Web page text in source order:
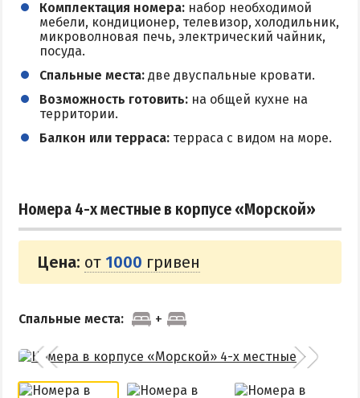
Комплектация номера: набор необходимой
мебели, кондиционер, телевизор, холодильник,
микроволновая печь, электрический чайник,
посуда.
Спальные места: две двуспальные кровати.
Возможность готовить: на общей кухне на
территории.
Балкон или терраса: терраса с видом на море.
Номера 4-х местные в корпусе «Морской»
Цена: от 1000 гривен
Спальные места: